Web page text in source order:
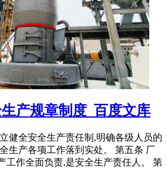
产规章制度_百度文库
健全安全生产责任制,明确各级人员的
生产各项工作落到实处。 第五条 厂
工作全面负责,是安全生产责任人。 第